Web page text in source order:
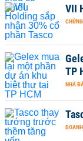
VII
TP
NHÀ